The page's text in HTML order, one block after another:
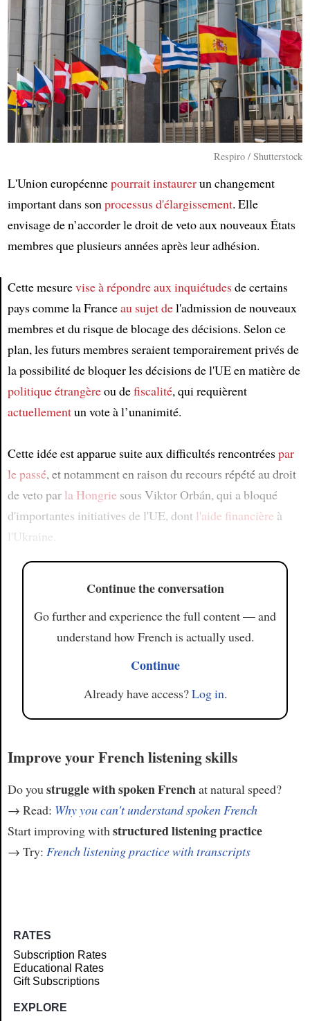
Article
Respiro / Shutterstock
L'Union européennepourrait instaurerun changement
important dans son processus d'élargissement. Elle
envisage de n’accorder le droit de veto aux nouveaux États
membres que plusieurs années après leur adhésion.
Cette mesurevise à répondre aux inquiétudesde certains
pays comme la Franceau sujet del'admission de nouveaux
membres et du risque de blocage des décisions. Selon ce
plan, les futurs membres seraient temporairement privés de
la possibilité de bloquer les décisions de l'UE en matière de
politique étrangèreou defiscalité, qui requièrent
actuellementun vote à l’unanimité.
Cette idée est apparue suite aux difficultés rencontréespar
le passé, et notamment en raison du recours répété au droit
de veto par la Hongriesous Viktor Orbán, qui a bloqué
d'importantes initiatives de l'UE, dont l'aide financière à
l'Ukraine.
Continue the conversation
Go further and experience the full content — and
understand how French is actually used.
Continue
Already have access?Log in.
Improve your French listening skills
Do youstruggle with spoken Frenchat natural speed?
→ Read: Why you can't understand spoken French
Start improving withstructured listening practice
→ Try: French listening practice with transcripts
RATES
Subscription Rates
Educational Rates
Gift Subscriptions
EXPLORE